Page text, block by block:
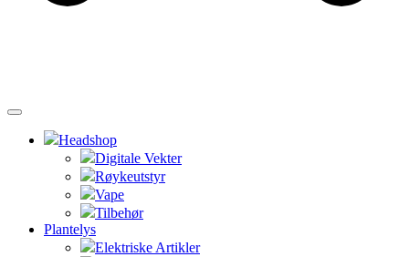
Headshop
Digitale Vekter
Røykeutstyr
Vape
Tilbehør
Plantelys
Elektriske Artikler